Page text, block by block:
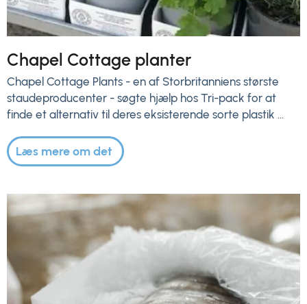
Chapel Cottage planter
Chapel Cottage Plants - en af Storbritanniens største
staudeproducenter - søgte hjælp hos Tri-pack for at
finde et alternativ til deres eksisterende sorte plastik ...
Læs mere om det